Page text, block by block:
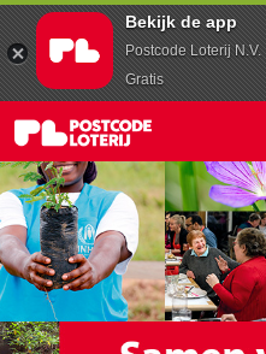
Bekijk de app
Postcode Loterij N.V.
Gratis